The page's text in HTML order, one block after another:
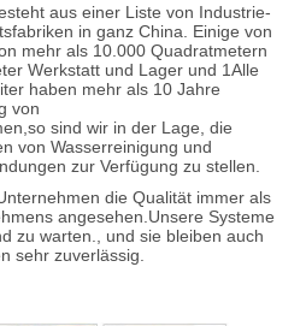
aus einer Liste von Industrie-
in ganz China. Einige von
mehr als 10.000 Quadratmetern
Werkstatt und Lager und 1Alle
haben mehr als 10 Jahre
von
sind wir in der Lage, die
von Wasserreinigung und
zur Verfügung zu stellen.
die Qualität immer als
angesehen.Unsere Systeme
zu warten., und sie bleiben auch
sehr zuverlässig.